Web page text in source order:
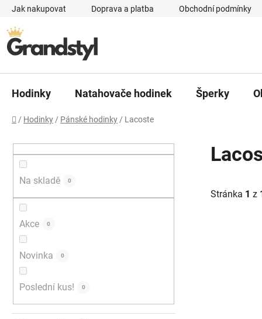
Přejít na obsah
Jak nakupovat Doprava a platba Obchodní podmínky
Hodinky Natahovače hodinek Šperky
Domů
/ Hodinky / Pánské hodinky / Lacoste
Na skladě 0
Akce 0
Novinka 0
Poslední kus! 0
Stránka 1 z
Výpis